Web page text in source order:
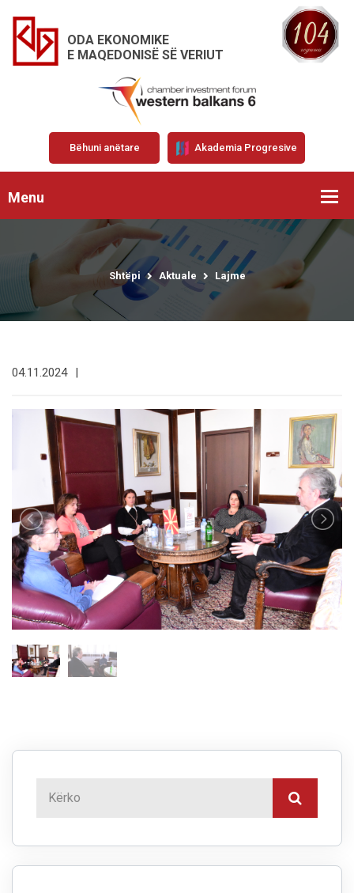
ODA EKONOMIKE
E MAQEDONISË SË VERIUT
Bëhuni anëtare Akademia Progresive
Menu
Shtëpi Aktuale Lajme
04.11.2024 |